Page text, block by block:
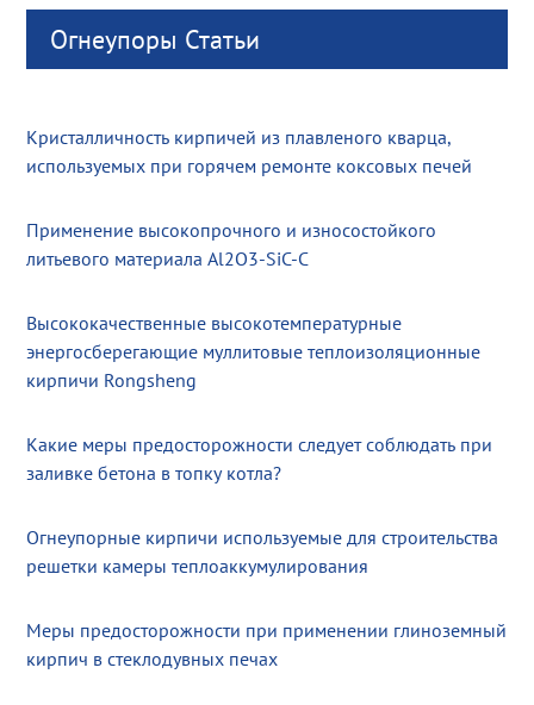
Огнеупоры Статьи
Кристалличность кирпичей из плавленого кварца,
используемых при горячем ремонте коксовых печей
Применение высокопрочного и износостойкого
литьевого материала Al2O3-SiC-C
Высококачественные высокотемпературные
энергосберегающие муллитовые теплоизоляционные
кирпичи Rongsheng
Какие меры предосторожности следует соблюдать при
заливке бетона в топку котла?
Огнеупорные кирпичи используемые для строительства
решетки камеры теплоаккумулирования
Меры предосторожности при применении глиноземный
кирпич в стеклодувных печах